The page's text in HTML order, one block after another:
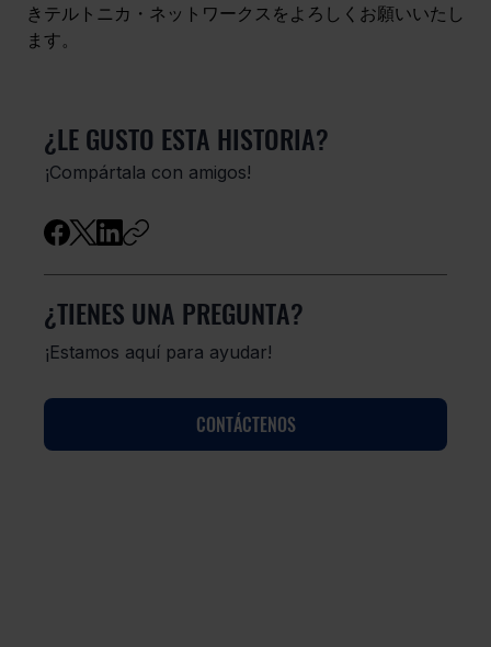
きテルトニカ・ネットワークスをよろしくお願いいたし
ます。
¿LE GUSTO ESTA HISTORIA?
¡Compártala con amigos!
¿TIENES UNA PREGUNTA?
¡Estamos aquí para ayudar!
CONTÁCTENOS